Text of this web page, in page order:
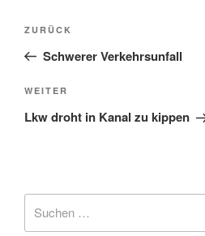
ZURÜCK
Schwerer Verkehrsunfall
WEITER
Lkw droht in Kanal zu kippen